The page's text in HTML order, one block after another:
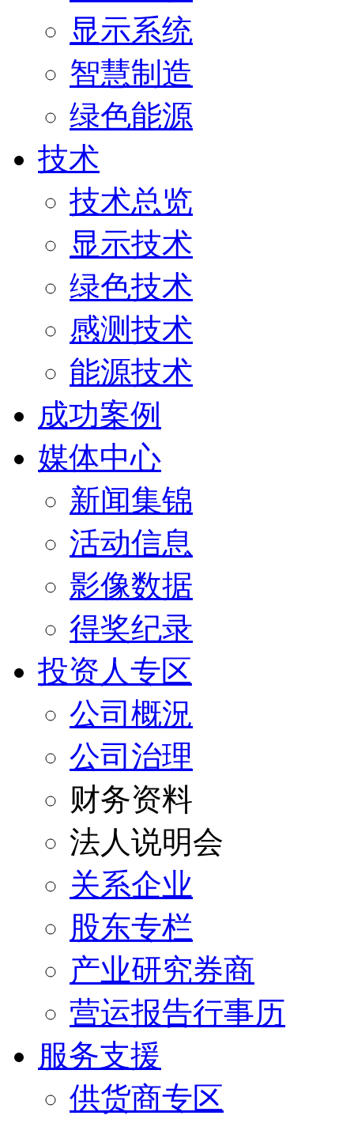
显示系统
智慧制造
绿色能源
技术
技术总览
显示技术
绿色技术
感测技术
能源技术
成功案例
媒体中心
新闻集锦
活动信息
影像数据
得奖纪录
投资人专区
公司概況
公司治理
财务资料
法人说明会
关系企业
股东专栏
产业研究券商
营运报告行事历
服务支援
供货商专区